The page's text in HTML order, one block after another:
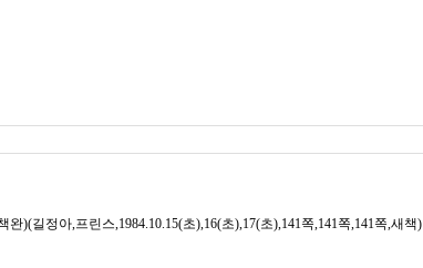
)(길정아,프린스,1984.10.15(초),16(초),17(초),141쪽,141쪽,141쪽,새책)